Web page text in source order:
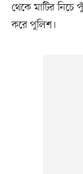
থেকে মাটির নিচে
করে পুলিশ।